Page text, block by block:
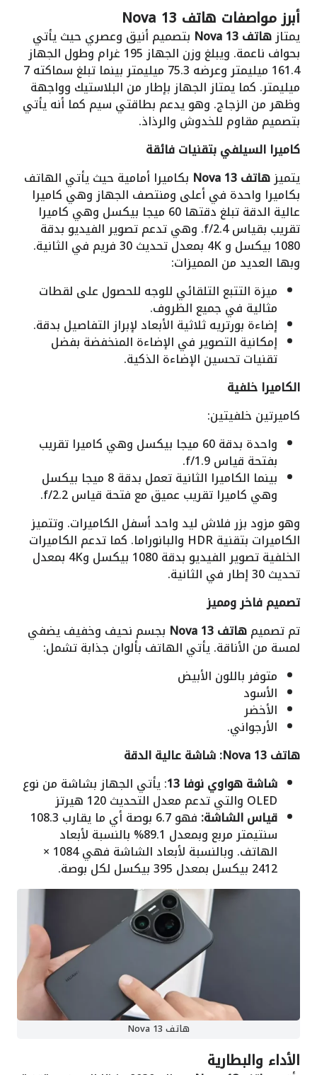
أبرز مواصفات هاتف Nova 13
يمتازهاتف Nova 13 بتصميم أنيق وعصري حيث يأتي
بحواف ناعمة. ويبلغ وزن الجهاز 195 غرام وطول الجهاز
161.4 ميليمتر وعرضه 75.3 ميليمتر بينما تبلغ سماكته 7
ميليمتر. كما يمتاز الجهاز بإطار من البلاستيك وواجهة
وظهر من الزجاج. وهو يدعم بطاقتي سيم كما أنه يأتي
بتصميم مقاوم للخدوش والرذاذ.
كاميرا السيلفي بتقنيات فائقة
يتميزهاتف Nova 13 بكاميرا أمامية حيثيأتي الهاتف
بكاميرا واحدة في أعلى ومنتصف الجهاز وهي كاميرا
عالية الدقة تبلغ دقتها 60 ميجا بيكسل وهي كاميرا
تقريب بقياسf/2.4. وهي تدعم تصوير الفيديو بدقة
1080 بيكسل و 4K بمعدل تحديث 30 فريم في الثانية.
وبها العديد من المميزات:
ميزة التتبع التلقائي للوجه للحصول على لقطات
مثالية في جميع الظروف.
إضاءة بورتريه ثلاثية الأبعاد لإبراز التفاصيل بدقة.
إمكانية التصوير في الإضاءة المنخفضة بفضل
تقنيات تحسين الإضاءة الذكية.
الكاميرا خلفية
كاميرتين خلفيتين:
واحدة بدقة 60 ميجا بيكسل وهي كاميرا تقريب
بفتحة قياسf/1.9
.
بينما الكاميرا الثانية تعمل بدقة 8 ميجا بيكسل
وهي كاميرا تقريب عميق مع فتحة قياسf/2.2
.
وهو مزود بزر فلاش ليد واحد أسفل الكاميرات. وتتميز
الكاميرات بتقنيةHDR والبانوراما. كما تدعم الكاميرات
الخلفية تصوير الفيديو بدقة 1080 بيكسل و 4K بمعدل
تحديث 30 إطار في الثانية.
تصميم فاخر ومميز
تم تصميمهاتف Nova 13 بجسم نحيف وخفيف يضفي
لمسة من الأناقة. يأتي الهاتف بألوان جذابة تشمل:
متوفر باللون الأبيض
الأسود
الأخضر
الأرجواني.
هاتف Nova 13: شاشة عالية الدقة
شاشة هواوي نوفا 13
: يأتي الجهاز بشاشة من نوع
OLED والتي تدعم معدل التحديث 120 هيرتز
قياس الشاشة: فهو 6.7 بوصة أي ما يقارب 108.3
سنتيمتر مربع وبمعدل 89.1% بالنسبة لأبعاد
الهاتف. وبالنسبة لأبعاد الشاشة فهي 1084 ×
2412 بيكسل بمعدل 395 بيكسل لكل بوصة.
هاتف Nova 13
الأداء والبطارية